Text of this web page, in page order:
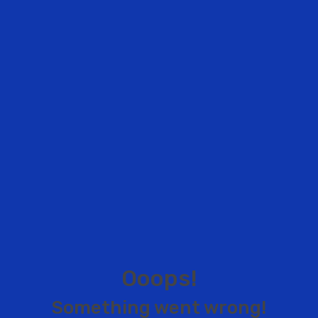
Ooops!
Something went wrong!